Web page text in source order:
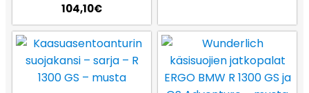
104,10€